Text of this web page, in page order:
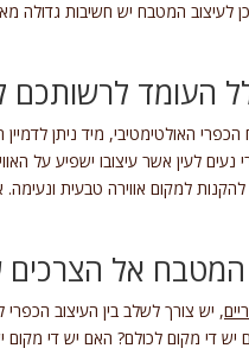
לעיצוב המטבח יש חשיבות גדולה
העומד לרשותכם
האולטימטיבי, מיד ניתן
נעים לעין אשר עיצובו ישפיע על
להקנות למקום אווירה טבעית
אל
, יש צורך לשלב בין העיצוב
די מקום לכולם? האם יש די מקום